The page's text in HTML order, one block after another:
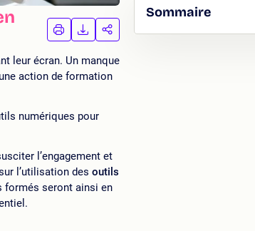
IMPRIMER
LA
FORMATION
TÉLÉCHARGER
LA
FORMATION
PARTAGER
FORMATION
leur écran. Un manque
action de formation
numériques pour
l’engagement et
l’utilisation des outils
formés seront ainsi en
Sommaire